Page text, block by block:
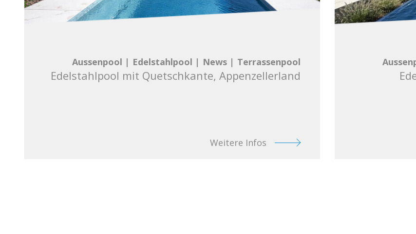
Aussenpool | Edelstahlpool | News | Terrassenpool
Edelstahlpool mit Quetschkante, Appenzellerland
Weitere Infos